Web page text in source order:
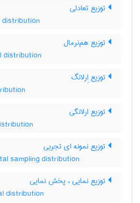
توزیع تعادلی
distribution
توزیع هم‌نرمال
distribution
توزیع اِرلانگ
توزیع ارلانگی
توزیع نمونه ای تجربی
sampling distribution
توزیع نمایی ، پخش نمایی
distribution